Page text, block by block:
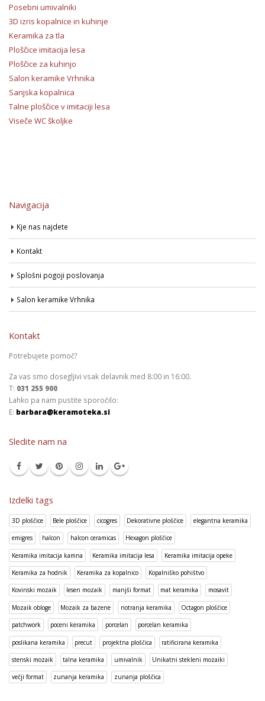
Posebni umivalniki
3D izris kopalnice in kuhinje
Keramika za tla
Ploščice imitacija lesa
Ploščice za kuhinjo
Salon keramike Vrhnika
Sanjska kopalnica
Talne ploščice v imitaciji lesa
Viseče WC školjke
Navigacija
Kje nas najdete
Kontakt
Splošni pogoji poslovanja
Salon keramike Vrhnika
Kontakt
Potrebujete pomoč?
Za vas smo dosegljivi vsak delavnik med 8:00 in 16:00.
T: 031 255 900
Lahko pa nam pustite sporočilo:
E: barbara@keramoteka.si
Sledite nam na
Izdelki tags
3D ploščice Bele ploščice cicogres Dekorativne ploščice elegantna keramika
emigres halcon halcon ceramicas Hexagon ploščice
Keramika imitacija kamna Keramika imitacija lesa Keramika imitacija opeke
Keramika za hodnik Keramika za kopalnico Kopalniško pohištvo
Kovinski mozaik lesen mozaik manjši format mat keramika mosavit
Mozaik obloge Mozaik za bazene notranja keramika Octagon ploščice
patchwork poceni keramika porcelan porcelan keramika
poslikana keramika precut projektna ploščica ratificirana keramika
stenski mozaik talna keramika umivalnik Unikatni stekleni mozaiki
večji format zunanja keramika zunanja ploščica